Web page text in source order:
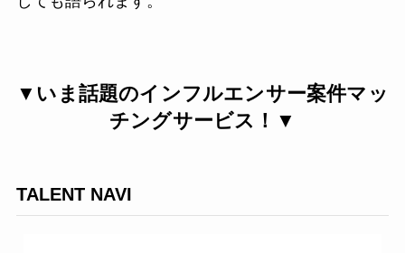
▼いま話題のインフルエンサー案件マッ
チングサービス！▼
TALENT NAVI